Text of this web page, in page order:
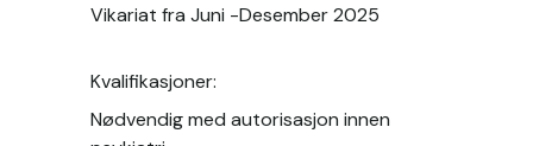
Vikariat fra Juni -Desember 2025﻿
Kvalifikasjoner:
Nødvendig med autorisasjon innen